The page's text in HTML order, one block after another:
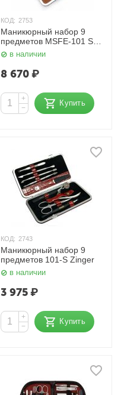
КОД: 2753
Маникюрный набор 9
предметов MSFE-101 SM
Zinger
в наличии
8 670₽
+
−
Купить
КОД: 2743
Маникюрный набор 9
предметов 101-S Zinger
в наличии
3 975₽
+
−
Купить